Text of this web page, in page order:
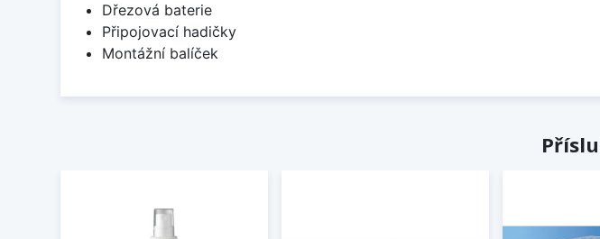
Dřezová baterie
Připojovací hadičky
Montážní balíček